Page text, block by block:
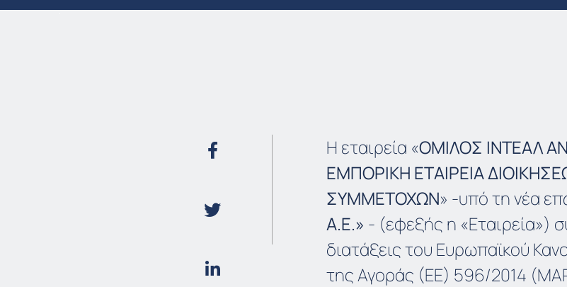
Η εταιρεία «ΟΜΙΛΟΣ ΙΝΤΕΑΛ
ΕΜΠΟΡΙΚΗ ΕΤΑΙΡΕΙΑ
ΣΥΜΜΕΤΟΧΩΝ» -υπό τη νέα
A.E.» - (εφεξής η «Εταιρεία»)
διατάξεις του Ευρωπαϊκού
της Αγοράς (ΕΕ) 596/2014